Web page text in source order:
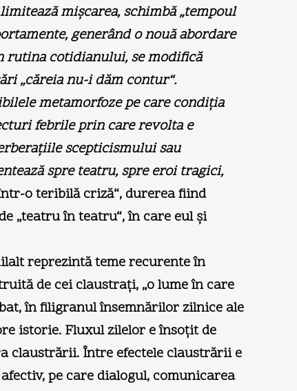
mişcarea, schimbă „tempoul
generând o nouă abordare
rutina cotidianului, se modifică
„căreia nu-i dăm contur“.
metamorfoze pe care condiţia
febrile prin care revolta e
scepticismului sau
spre teatru, spre eroi tragici,
o teribilă criză“, durerea fiind
„teatru în teatru“, în care eul şi
reprezintă teme recurente în
de cei claustraţi, „o lume în care
în filigranul însemnărilor zilnice ale
istorie. Fluxul zilelor e însoţit de
claustrării. Între efectele claustrării e
pe care dialogul, comunicarea